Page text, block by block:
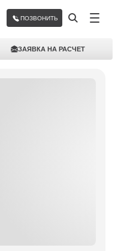
ПОЗВОНИТЬ
ЗАЯВКА НА РАСЧЕТ